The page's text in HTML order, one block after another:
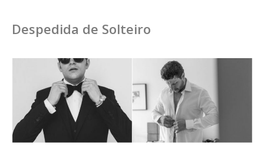
Despedida de Solteiro